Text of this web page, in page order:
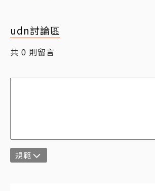
udn討論區
共 0 則留言
規範